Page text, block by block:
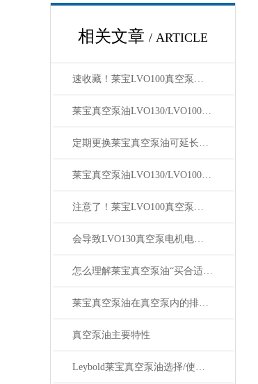
相关文章 / ARTICLE
速收藏！莱宝LVO100真空泵油常见问题的解决方法分享
莱宝真空泵油LVO130/LVO100在不同工况的使用场景分享
定期更换莱宝真空泵油可延长真空泵的使用寿命
莱宝真空泵油LVO130/LVO100正在不断创新和发展
注意了！莱宝LVO100真空泵油的维护保养工作很重要
会导致LVO130真空泵电机电压过高的原因及解决方法分析
怎么理解莱宝真空泵油“买合适不买贵的”？
莱宝真空泵油在真空泵内的排出方式来了解下
真空泵油主要特性
Leybold莱宝真空泵油选择/使用/更换